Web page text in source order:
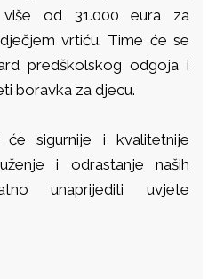
od 31.000 eura za
vrtiću. Time će se
predškolskog odgoja i
boravka za djecu.
će sigurnije i kvalitetnije
i odrastanje naših
unaprijediti uvjete